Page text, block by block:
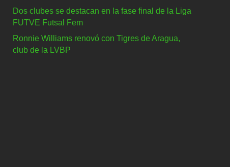
Dos clubes se destacan en la fase final de la Liga
FUTVE Futsal Fem
Ronnie Williams renovó con Tigres de Aragua,
club de la LVBP